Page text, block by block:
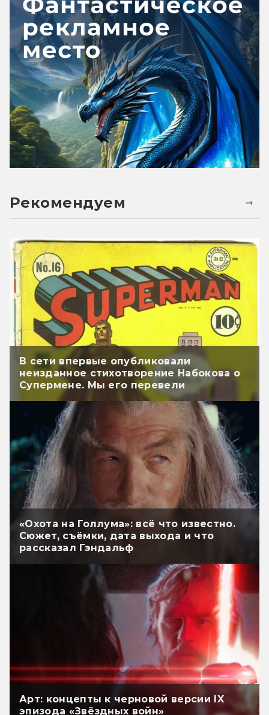
Рекомендуем
В сети впервые опубликовали
неизданное стихотворение Набокова о
Супермене. Мы его перевели
«Охота на Голлума»: всё что известно.
Сюжет, съёмки, дата выхода и что
рассказал Гэндальф
Арт: концепты к черновой версии IX
эпизода «Звёздных войн»